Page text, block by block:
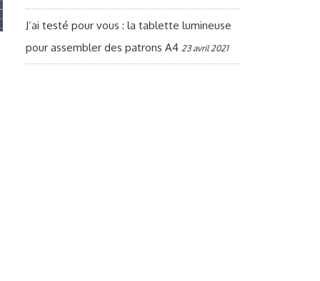
J’ai testé pour vous : la tablette lumineuse
pour assembler des patrons A4 23 avril 2021